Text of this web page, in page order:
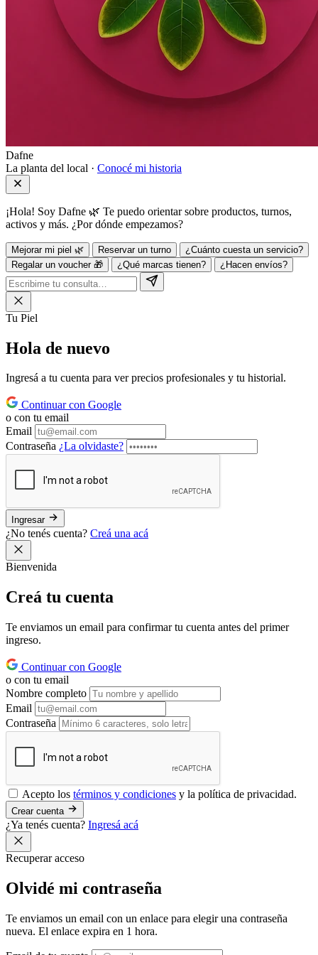
Dafne
La planta del local · Conocé mi historia
¡Hola! Soy Dafne 🌿 Te puedo orientar sobre productos, turnos,
activos y más. ¿Por dónde empezamos?
Mejorar mi piel 🌿 Reservar un turno
¿Cuánto cuesta un servicio?
Regalar un voucher 🎁
¿Qué marcas tienen? ¿Hacen envíos?
Tu Piel
Hola de nuevo
Ingresá a tu cuenta para ver precios profesionales y tu historial.
Continuar con Google
o con tu email
Email
Contraseña ¿La olvidaste?
Ingresar
¿No tenés cuenta? Creá una acá
Bienvenida
Creá tu cuenta
Te enviamos un email para confirmar tu cuenta antes del primer
ingreso.
Continuar con Google
o con tu email
Nombre completo
Email
Contraseña
Acepto los términos y condiciones y la política de privacidad.
Crear cuenta
¿Ya tenés cuenta? Ingresá acá
Recuperar acceso
Olvidé mi contraseña
Te enviamos un email con un enlace para elegir una contraseña
nueva. El enlace expira en 1 hora.